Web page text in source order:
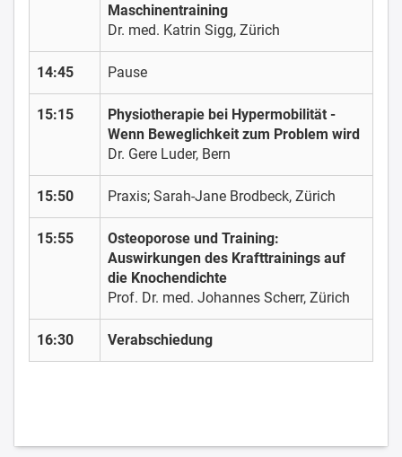
Maschinentraining
Dr. med. Katrin Sigg, Zürich
14:45 Pause
15:15
Physiotherapie bei Hypermobilität -
Wenn Beweglichkeit zum Problem wird
Dr. Gere Luder, Bern
15:50 Praxis; Sarah-Jane Brodbeck, Zürich
15:55
Osteoporose und Training:
Auswirkungen des Krafttrainings auf
die Knochendichte
Prof. Dr. med. Johannes Scherr, Zürich
16:30 Verabschiedung